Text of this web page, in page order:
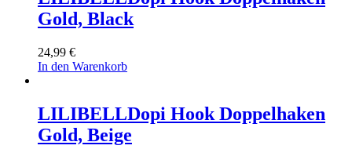
Gold, Black
24,99 €
In den Warenkorb
LILIBELLDopi Hook Doppelhaken
Gold, Beige